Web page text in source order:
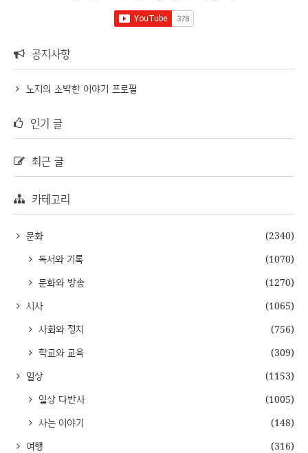
공지사항
노지의 소박한 이야기 프로필
인기 글
최근 글
카테고리
문화
(2340)
독서와 기록
(1070)
문화와 방송
(1270)
시사
(1065)
사회와 정치
(756)
학교와 교육
(309)
일상
(1153)
일상 다반사
(1005)
사는 이야기
(148)
여행
(316)